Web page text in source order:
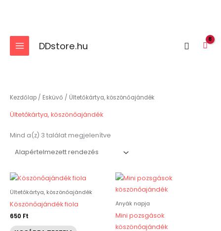
DDstore.hu Search
Kezdőlap/ Esküvő / Ültetőkártya, köszönőajándék
Ültetőkártya, köszönőajándék
Mind a(z) 3 találat megjelenítve
Ültetőkártya, köszönőajándék
Köszönőajándék fiola
650 Ft
Anyák napja
Mini pozsgások
köszönőajándék